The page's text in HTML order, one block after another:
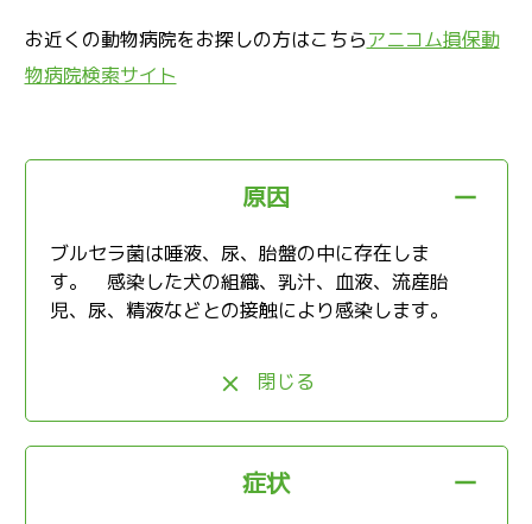
お近くの動物病院をお探しの方はこちらアニコム損保動
物病院検索サイト
原因
ブルセラ菌は唾液、尿、胎盤の中に存在しま
す。 感染した犬の組織、乳汁、血液、流産胎
児、尿、精液などとの接触により感染します。
閉じる
症状